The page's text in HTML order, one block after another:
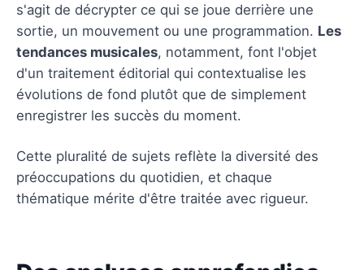
s'agit de décrypter ce qui se joue derrière une
sortie, un mouvement ou une programmation. Les
tendances musicales, notamment, font l'objet
d'un traitement éditorial qui contextualise les
évolutions de fond plutôt que de simplement
enregistrer les succès du moment.
Cette pluralité de sujets reflète la diversité des
préoccupations du quotidien, et chaque
thématique mérite d'être traitée avec rigueur.